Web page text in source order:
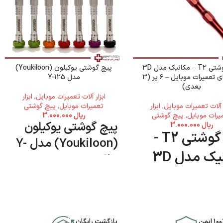
پیچ گوشتی T2 – مکانیک مدل 3D
MX برای تعمیرات موبایل – ۶ پر (3
بعدی)
آلات تعمیرات موبایل, ابزار
موبایل, پیچ گوشتی
ریال
پیچ گوشتی T2 -
مکانیک مدل 3D
پیچ گوشتی یوکیلون (Youkiloon)
مدل Y-125
ابزار آلات تعمیرات موبایل, ابزار
تعمیرات موبایل, پیچ گوشتی
ریال
پیچ گوشتی یوکیلون
(Youkiloon) مدل Y-
125